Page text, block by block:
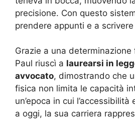
precisione. Con questo
prendere appunti e a
Grazie a una
Paul riuscì a laurearsi in
avvocato, dimostrando che
fisica non limita le capacità
un’epoca in cui
a oggi, la sua carriera